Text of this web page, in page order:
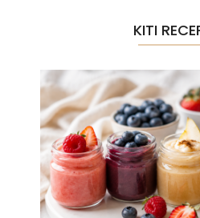
KITI